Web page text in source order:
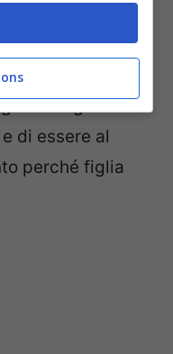
decisioni
giuste”, ha
“Venivo
di gestire
di essere al
perché figlia